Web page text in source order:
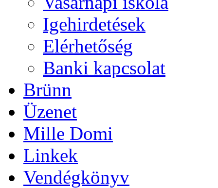
Igehirdetések
Elérhetőség
Banki kapcsolat
Brünn
Üzenet
Mille Domi
Linkek
Vendégkönyv